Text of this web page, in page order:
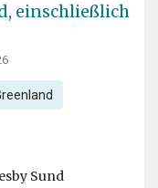
einschließlich
Sund